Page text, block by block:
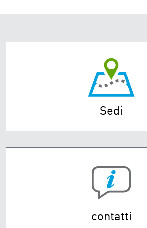
Sedi
contatti